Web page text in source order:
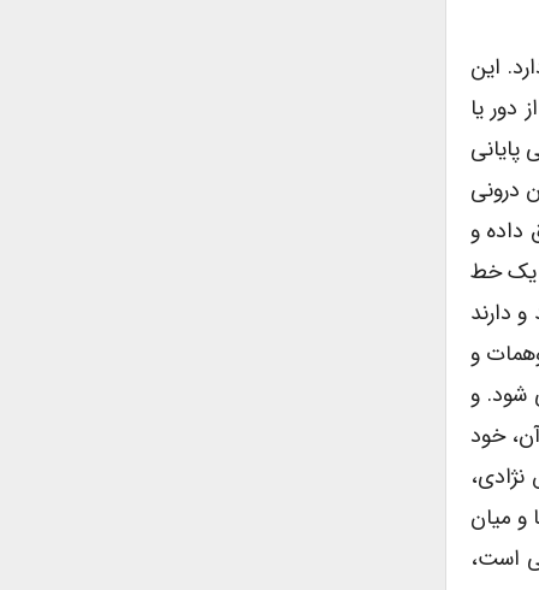
این
دور یا
درونی
داده و
یک خط
دارند
و
شود. و
خود
و میان
است،